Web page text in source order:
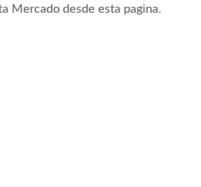
Mercado desde esta pagina.